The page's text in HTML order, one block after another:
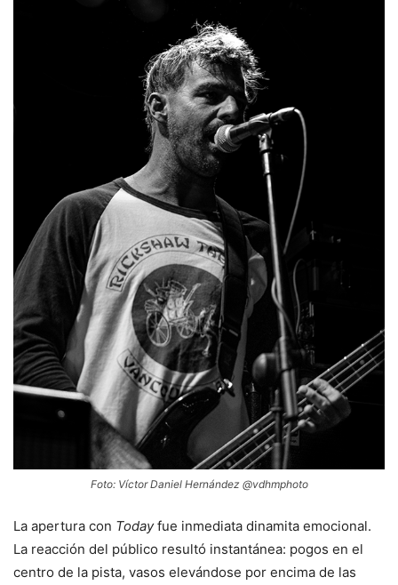
Foto: Víctor Daniel Hernández @vdhmphoto
La apertura con Todayfue inmediata dinamita emocional.
La reacción del público resultó instantánea: pogos en el
centro de la pista, vasos elevándose por encima de las